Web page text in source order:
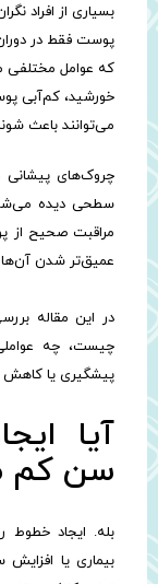
بسیاری از افراد
پوست فقط در
که عوامل مختلفی
خورشید، کم‌آبی
می‌توانند باعث
چروک‌های پیشانی
سطحی دیده
مراقبت صحیح از
عمیق‌تر شدن آن‌ها
در این مقاله
چیست، چه
پیشگیری یا کاهش
آیا
سن کم
بله. ایجاد خطوط